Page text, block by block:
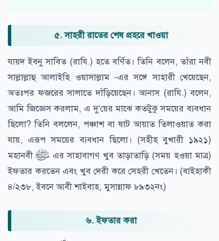
৫. সাহরী রাতের শেষ প্রহরে খাওয়া
যায়দ ইবনু সাবিত (রাযি.) হতে বর্ণিত। তিনি বলেন, তাঁরা নবী
সাল্লাল্লাহু আলাইহি ওয়াসাল্লাম -এর সঙ্গে সাহারী খেয়েছেন,
অতঃপর ফজরের সালাতে দাঁড়িয়েছেন। আনাস (রাযি.) বলেন,
আমি জিজ্ঞেস করলাম, এ দু’য়ের মাঝে কতটুকু সময়ের ব্যবধান
ছিলো? তিনি বললেন, পঞ্চাশ বা ষাট আয়াত তিলাওয়াত করা
যায়, এরূপ সময়ের ব্যবধান ছিলো। (সহীহ বুখারী ১৯২১)
মহানবী ﷺ এর সাহাবাগণ খুব তাড়াতাড়ি (সময় হওয়া মাত্র)
ইফতার করতেন এবং খুব দেরী করে সেহরী খেতেন। (বাইহাকী
৪/২৩৮, ইবনে আবী শাইবাহ, মুসান্নাফ ৮৯৩২নং)
৬. ইফতার করা